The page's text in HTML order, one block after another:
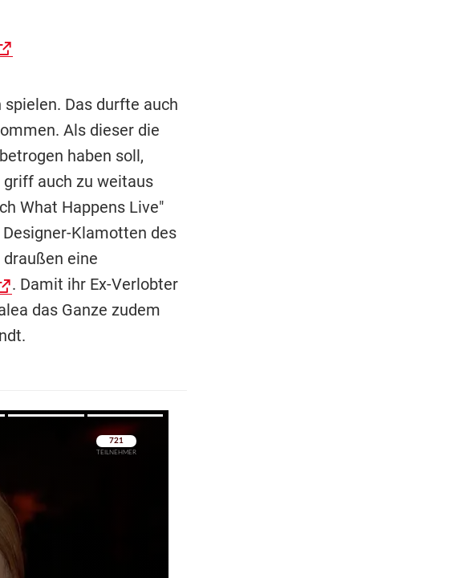
Das durfte auch
Als dieser die
haben soll,
auch zu weitaus
What Happens Live"
Klamotten des
eine
. Damit ihr Ex-Verlobter
das Ganze zudem
Überspringen